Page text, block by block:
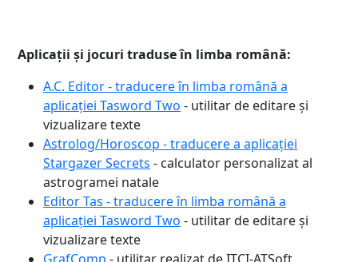
Aplicații și jocuri traduse în limba română:
A.C. Editor - traducere în limba română a
aplicației Tasword Two - utilitar de editare și
vizualizare texte
Astrolog/Horoscop - traducere a aplicației
Stargazer Secrets - calculator personalizat al
astrogramei natale
Editor Tas - traducere în limba română a
aplicației Tasword Two - utilitar de editare și
vizualizare texte
GrafComp - utilitar realizat de ITCI-ATSoft